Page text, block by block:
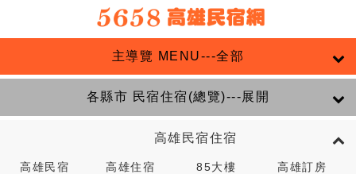
主導覽 MENU---全部
各縣市 民宿住宿(總覽)---展開
高雄民宿住宿
高雄民宿 高雄住宿 85大樓 高雄訂房